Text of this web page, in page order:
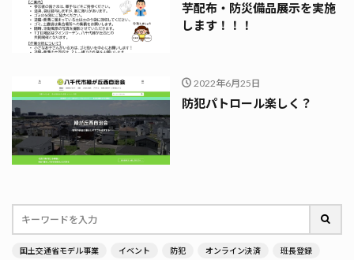
芋配布・防災備品展示を実施
します！！！
2022年6月25日
防犯パトロール楽しく？
国土交通省モデル事業 イベント 防犯 オンライン決済 班長登録